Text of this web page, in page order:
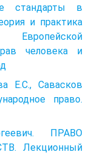
стандарты в
и практика
человека и
Е.С., Савасков
право.
ПРАВО
Лекционный